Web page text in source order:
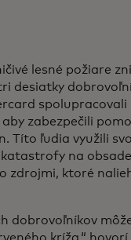
lesné požiare
desiatky
spolupracovali
zabezpečili
Títo ľudia využili
na
zdrojmi, ktoré
dobrovoľníkov